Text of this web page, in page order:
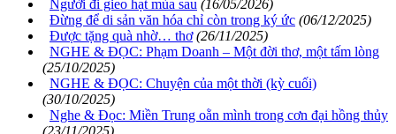
Người đi gieo hạt mùa sau (16/05/2026)
Đừng để di sản văn hóa chỉ còn trong ký ức (06/12/2025)
Được tặng quà nhờ… thơ (26/11/2025)
NGHE & ĐỌC: Phạm Doanh – Một đời thơ, một tấm lòng
(25/10/2025)
NGHE & ĐỌC: Chuyện của một thời (kỳ cuối)
(30/10/2025)
Nghe & Đọc: Miền Trung oằn mình trong cơn đại hồng thủy
(23/11/2025)